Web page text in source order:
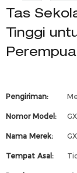
Tas
Tinggi
Pengiriman:
Nomor Model:
Nama Merek: GX
Tempat Asal: